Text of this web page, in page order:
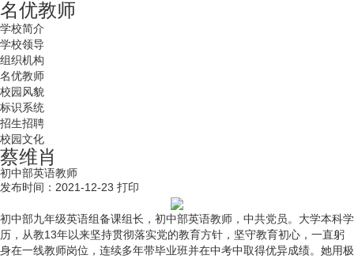
名优教师
学校简介
学校领导
组织机构
名优教师
校园风貌
标识系统
招生招聘
校园文化
蔡维肖
初中部英语教师
发布时间：2021-12-23 打印
初中部九年级英语组备课组长，初中部英语教师，中共党员。大学本科学
历，从教13年以来坚持贯彻落实党的教育方针，坚守教育初心，一直躬
身在一线教师岗位，连续多年带毕业班并在中考中取得优异成绩。她用极